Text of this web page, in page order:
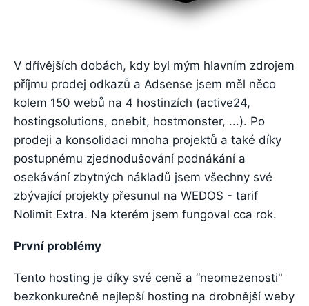
V dřívějších dobách, kdy byl mým hlavním zdrojem
příjmu prodej odkazů a Adsense jsem měl něco
kolem 150 webů na 4 hostinzích (active24,
hostingsolutions, onebit, hostmonster, ...). Po
prodeji a konsolidaci mnoha projektů a také díky
postupnému zjednodušování podnákání a
osekávání zbytných nákladů jsem všechny své
zbývající projekty přesunul na WEDOS - tarif
Nolimit Extra. Na kterém jsem fungoval cca rok.
První problémy
Tento hosting je díky své ceně a “neomezenosti"
bezkonkurečně nejlepší hosting na drobnější weby